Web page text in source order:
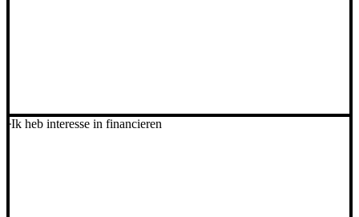
Ik heb interesse in financieren